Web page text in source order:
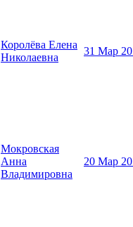
Королёва Елена
Николаевна
31 Мар
Мокровская
Анна
Владимировна
20 Мар